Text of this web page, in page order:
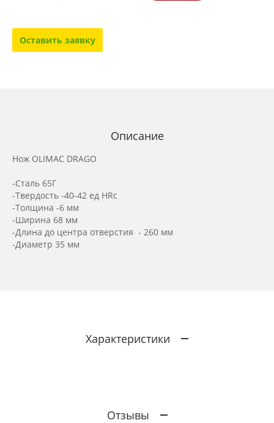
Оставить заявку
Описание
Нож OLIMAC DRAGO
-Сталь 65Г
-Твердость -40-42 ед HRc
-Толщина -6 мм
-Ширина 68 мм
-Длина до центра отверстия - 260 мм
-Диаметр 35 мм
Характеристики
Отзывы